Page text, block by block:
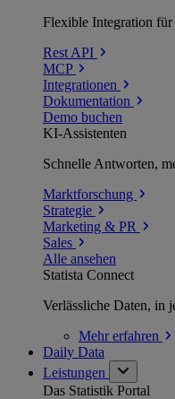
Flexible Integration
Rest API
MCP
Integrationen
Dokumentation
Demo buchen
KI-Assistenten
Schnelle Antworten,
Marktforschung
Strategie
Marketing & PR
Sales
Alle ansehen
Statista Connect
Verlässliche Daten, in
Mehrerfahren
Daily Data
Leistungen
Das Statistik Portal